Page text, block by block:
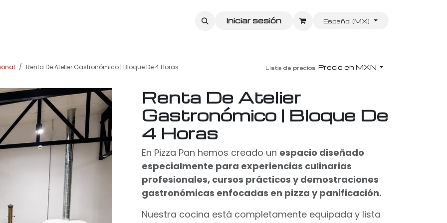
Iniciar sesión Español (MX)
Renta De Atelier Gastronómico | Bloque De 4 Horas Lista de precios: Precio en MXN
Renta De Atelier
Gastronómico | Bloque De
4 Horas
En Pizza Pan hemos creado un espacio diseñado
especialmente para experiencias culinarias
profesionales, cursos prácticos y demostraciones
gastronómicas enfocadas en pizza y panificación.
Nuestra cocina está completamente equipada y lista